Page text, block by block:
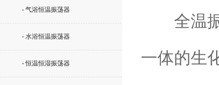
- 气浴恒温振荡器
- 水浴恒温振荡器
- 恒温恒湿振荡器
全温振
一体的生